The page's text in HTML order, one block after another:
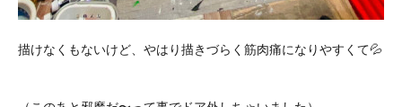
描けなくもないけど、やはり描きづらく筋肉痛になりやすくて💦